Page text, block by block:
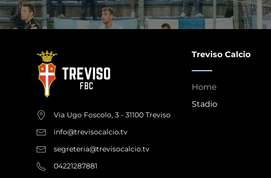
Via Ugo Foscolo, 3 - 31100 Treviso
info@trevisocalcio.tv
segreteria@trevisocalcio.tv
04221287881
Treviso Calcio
Home
Stadio